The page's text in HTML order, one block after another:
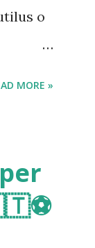
o
degli
MORE »